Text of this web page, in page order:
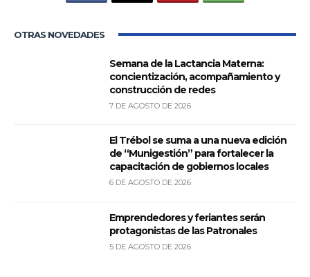
OTRAS NOVEDADES
Semana de la Lactancia Materna:
concientización, acompañamiento y
construcción de redes
7 DE AGOSTO DE 2026
El Trébol se suma a una nueva edición
de “Munigestión” para fortalecer la
capacitación de gobiernos locales
6 DE AGOSTO DE 2026
Emprendedores y feriantes serán
protagonistas de las Patronales
5 DE AGOSTO DE 2026